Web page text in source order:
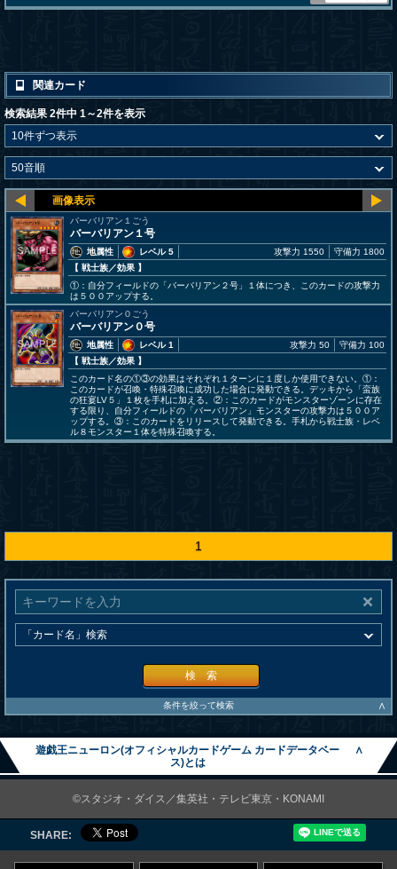
関連カード
検索結果 2件中 1～2件を表示
バーバリアン１ごう
バーバリアン１号
地属性
レベル 5
【 戦士族／効果 】
攻撃力 1550 守備力 1800
①：自分フィールドの「バーバリアン２号」１体につき、このカードの攻撃力
は５００アップする。
バーバリアン０ごう
バーバリアン０号
地属性
レベル 1
【 戦士族／効果 】
攻撃力 50 守備力 100
このカード名の①③の効果はそれぞれ１ターンに１度しか使用できない。①：
このカードが召喚・特殊召喚に成功した場合に発動できる。デッキから「蛮族
の狂宴LV５」１枚を手札に加える。②：このカードがモンスターゾーンに存在
する限り、自分フィールドの「バーバリアン」モンスターの攻撃力は５００ア
ップする。③：このカードをリリースして発動できる。手札から戦士族・レベ
ル８モンスター１体を特殊召喚する。
1
検 索
条件を絞って検索 ∧
遊戯王ニューロン(オフィシャルカードゲーム カードデータベー
ス)とは
∧
©スタジオ・ダイス／集英社・テレビ東京・KONAMI
SHARE: